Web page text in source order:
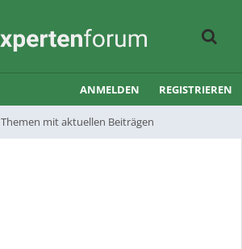
Themen mit aktuellen Beiträgen
ANMELDEN REGISTRIEREN